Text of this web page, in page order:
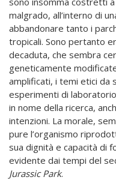
malgrado, all’interno di
abbandonare tanto i
tropicali. Sono pertanto
decaduta, che sembra
geneticamente
amplificati, i temi etici
esperimenti di
in nome della ricerca,
intenzioni. La morale,
pure l’organismo
sua dignità e capacità di
evidente dai tempi del
Jurassic Park.